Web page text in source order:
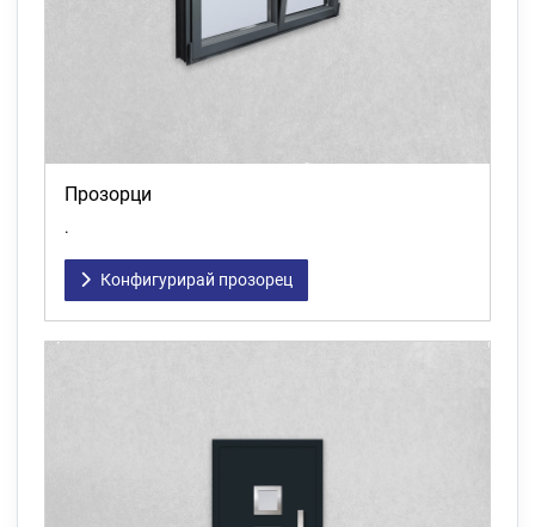
Прозорци
.
Конфигурирай прозорец